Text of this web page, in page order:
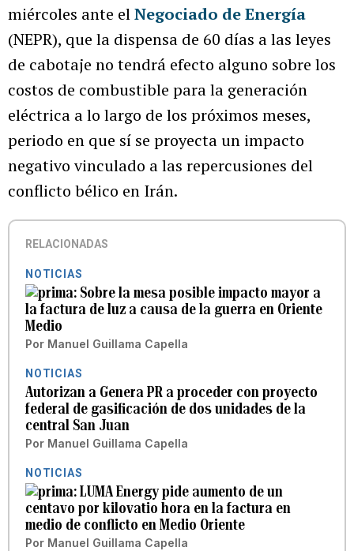
miércoles ante elNegociado de Energía
(NEPR), que la dispensa de 60 días a las leyes
de cabotaje no tendrá efecto alguno sobre los
costos de combustible para la generación
eléctrica a lo largo de los próximos meses,
periodo en que sí se proyecta un impacto
negativo vinculado a las repercusiones del
conflicto bélico en Irán.
RELACIONADAS
NOTICIAS
Sobre la mesa posible impacto mayor a
la factura de luz a causa de la guerra en Oriente
Medio
Por Manuel Guillama Capella
NOTICIAS
Autorizan a Genera PR a proceder con proyecto
federal de gasificación de dos unidades de la
central San Juan
Por Manuel Guillama Capella
NOTICIAS
LUMA Energy pide aumento de un
centavo por kilovatio hora en la factura en
medio de conflicto en Medio Oriente
Por Manuel Guillama Capella